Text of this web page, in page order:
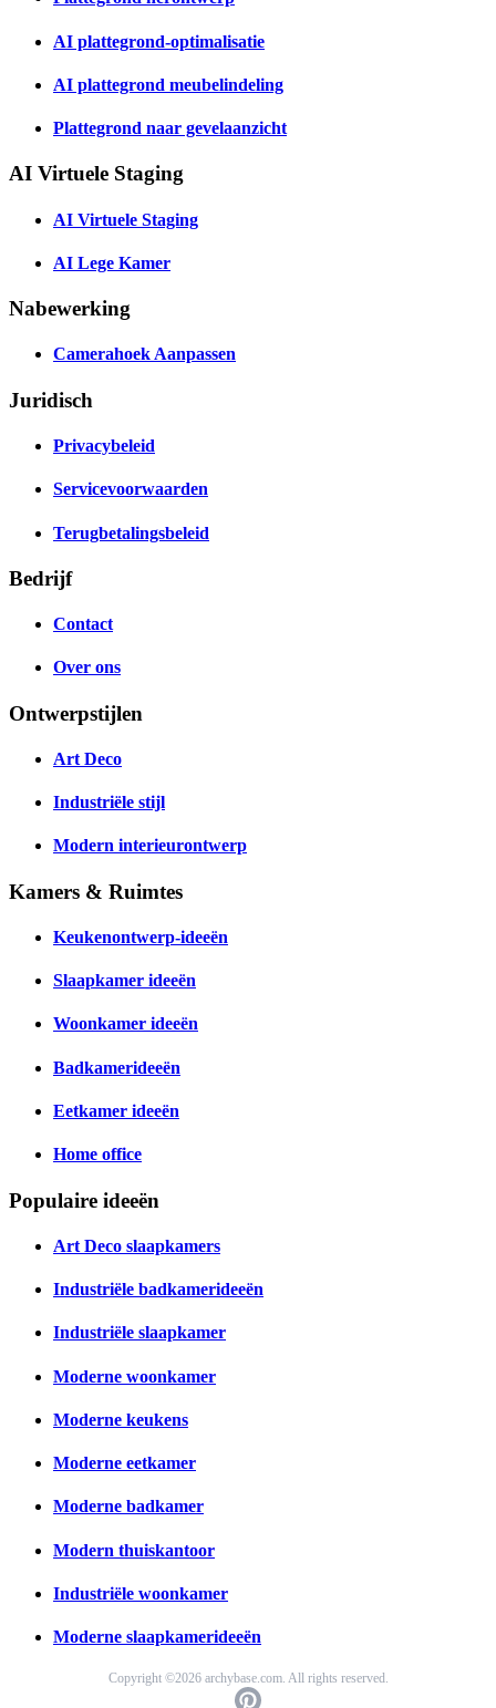
AI plattegrond-optimalisatie
AI plattegrond meubelindeling
Plattegrond naar gevelaanzicht
AI Virtuele Staging
AI Virtuele Staging
AI Lege Kamer
Nabewerking
Camerahoek Aanpassen
Juridisch
Privacybeleid
Servicevoorwaarden
Terugbetalingsbeleid
Bedrijf
Contact
Over ons
Ontwerpstijlen
Art Deco
Industriële stijl
Modern interieurontwerp
Kamers & Ruimtes
Keukenontwerp-ideeën
Slaapkamer ideeën
Woonkamer ideeën
Badkamerideeën
Eetkamer ideeën
Home office
Populaire ideeën
Art Deco slaapkamers
Industriële badkamerideeën
Industriële slaapkamer
Moderne woonkamer
Moderne keukens
Moderne eetkamer
Moderne badkamer
Modern thuiskantoor
Industriële woonkamer
Moderne slaapkamerideeën
Copyright ©2026 archybase.com. All rights reserved.